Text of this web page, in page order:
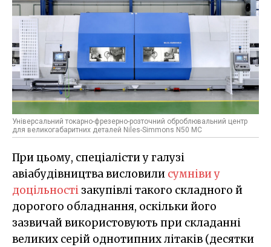
Універсальний токарно-фрезерно-розточний оброблювальний центр
для великогабаритних деталей Niles-Simmons N50 MC
При цьому, спеціалісти у галузі
авіабудівництва висловили сумніви у
доцільності закупівлі такого складного й
дорогого обладнання, оскільки його
зазвичай використовують при складанні
великих серій однотипних літаків (десятки